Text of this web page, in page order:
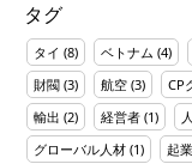
タグ
タイ (8) ベトナム (4)
財閥 (3) 航空 (3) CP
輸出 (2) 経営者 (1)
グローバル人材 (1) 起業